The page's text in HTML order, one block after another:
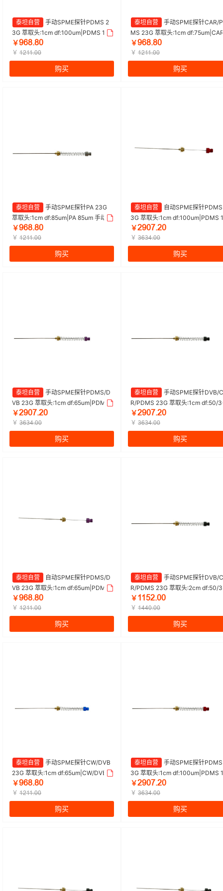
泰坦自营
手动SPME探针PDMS 2
3G 萃取头:1cm df:100um|PDMS 10
0um 手动|Titan/泰坦 | 1盒（1支/盒）
￥ŴĕȀŽȀŖ
￥ ȩŒȩȩŽŖŖ
购买
泰坦自营
手动SPME探针CAR/
MS 23G 萃取头:1cm
DMS 75um 手动|Titan/泰坦 | 1盒
支/盒）
￥ŴĕȀŽȀŖ
￥ ȩŒȩȩŽŖŖ
购买
泰坦自营
手动SPME探针PA 23G
萃取头:1cm df:85um|PA 85um 手动|
Titan/泰坦 | 1盒（1支/盒）
￥ŴĕȀŽȀŖ
￥ ȩŒȩȩŽŖŖ
购买
泰坦自营
自动SPME探针
3G 萃取头:1cm df:100um|PDMS
0um 自动|Titan/泰坦 | 1盒（3支/
盒）
￥ŒŴŖǊŽŒŖ
￥ ĳĕĳɉŽŖŖ
购买
泰坦自营
手动SPME探针PDMS/D
VB 23G 萃取头:1cm df:65um|PDMS/
DVB 65um 手动|Titan/泰坦 | 1盒（3
支/盒）
￥ŒŴŖǊŽŒŖ
￥ ĳĕĳɉŽŖŖ
购买
泰坦自营
手动SPME探针DVB/
R/PDMS 23G 萃取头:1cm df:50/
m|DVB/CAR/PDMS 50/30um 手
Titan/泰坦 | 1盒（3支/盒）
￥ŒŴŖǊŽŒŖ
￥ ĳĕĳɉŽŖŖ
购买
泰坦自营
自动SPME探针PDMS/D
VB 23G 萃取头:1cm df:65um|PDMS/
DVB 65um 自动|Titan/泰坦 | 1盒（1
支/盒）
￥ŴĕȀŽȀŖ
￥ ȩŒȩȩŽŖŖ
购买
泰坦自营
手动SPME探针DVB/
R/PDMS 23G 萃取头:2cm df:50/
m|DVB/CAR/PDMS 50/30um 手
Titan/泰坦 | 1盒（1支/盒）
￥ ȩȩŬŒŽŖŖ
￥ ȩɉɉŖŽŖŖ
购买
泰坦自营
手动SPME探针CW/DVB
23G 萃取头:1cm df:65um|CW/DVB 6
5um 手动|Titan/泰坦 | 1盒（1支/盒）
￥ŴĕȀŽȀŖ
￥ ȩŒȩȩŽŖŖ
购买
泰坦自营
手动SPME探针
3G 萃取头:1cm df:100um|PDMS
0um 手动|Titan/泰坦 | 1盒（3支/
盒）
￥ŒŴŖǊŽŒŖ
￥ ĳĕĳɉŽŖŖ
购买